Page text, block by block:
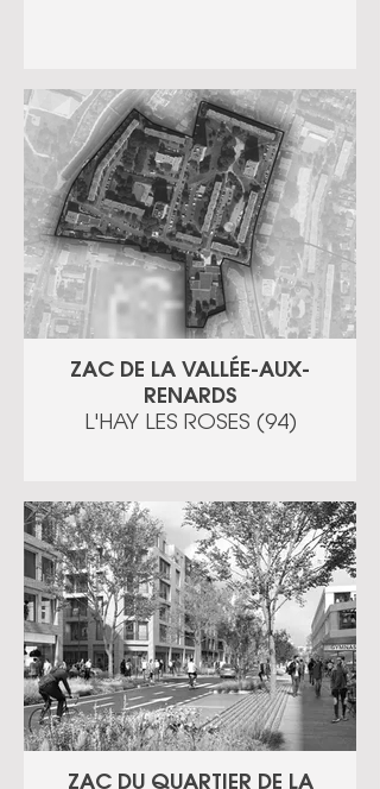
ZAC DE LA VALLÉE-AUX-
RENARDS
L'HAY LES ROSES (94)
ZAC DU QUARTIER DE LA